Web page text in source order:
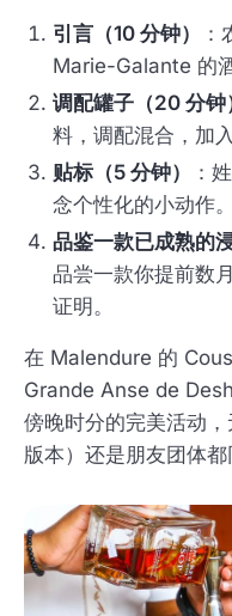
引言（10 分钟）
Marie-Galante 的
调配罐子（20 分钟
料，调配混合，加
贴标（5 分钟）
：
念个性化的小动作。
品鉴一款已成熟的
品尝一款你提前数
证明。
在 Malendure 的
Grande Anse de
傍晚时分的完美活动
版本）还是朋友团体都